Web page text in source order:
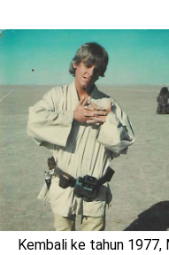
Kembali ke tahun 1977,